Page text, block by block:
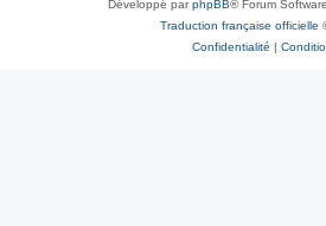
Développé parphpBB® Forum
Traduction française officielle
Confidentialité |